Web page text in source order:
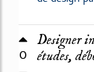
0
Designer
études,